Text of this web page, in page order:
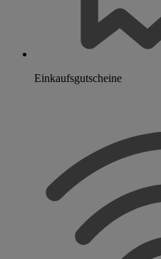
Einkaufsgutscheine